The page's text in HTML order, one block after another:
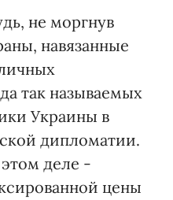
не моргнув
навязанные
так называемых
Украины в
дипломатии.
деле -
цены